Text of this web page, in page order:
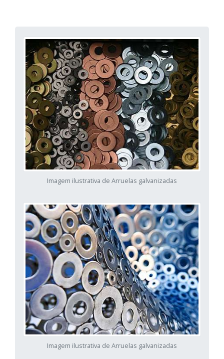
Imagem ilustrativa de Arruelas galvanizadas
Imagem ilustrativa de Arruelas galvanizadas